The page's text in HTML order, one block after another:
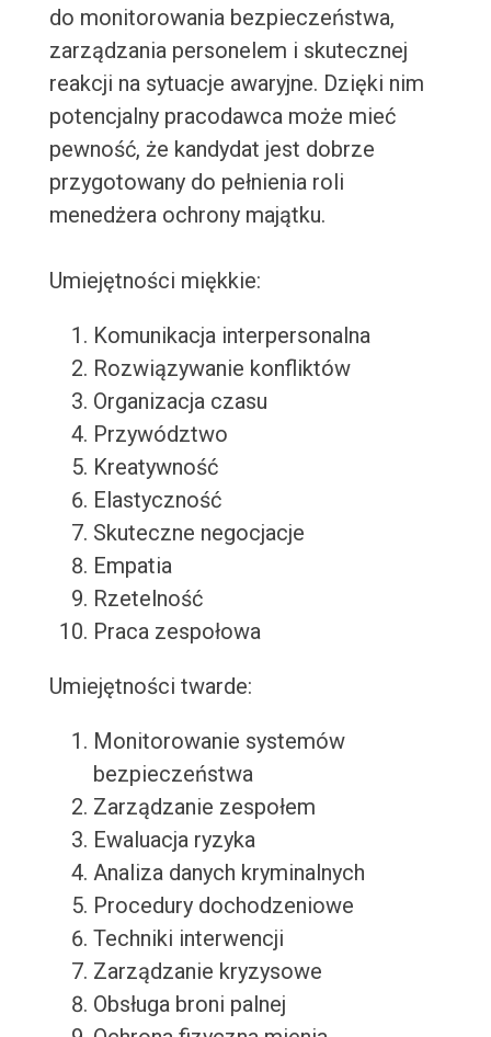
do monitorowania bezpieczeństwa,
zarządzania personelem i skutecznej
reakcji na sytuacje awaryjne. Dzięki nim
potencjalny pracodawca może mieć
pewność, że kandydat jest dobrze
przygotowany do pełnienia roli
menedżera ochrony majątku.
Umiejętności miękkie:
Komunikacja interpersonalna
Rozwiązywanie konfliktów
Organizacja czasu
Przywództwo
Kreatywność
Elastyczność
Skuteczne negocjacje
Empatia
Rzetelność
Praca zespołowa
Umiejętności twarde:
Monitorowanie systemów
bezpieczeństwa
Zarządzanie zespołem
Ewaluacja ryzyka
Analiza danych kryminalnych
Procedury dochodzeniowe
Techniki interwencji
Zarządzanie kryzysowe
Obsługa broni palnej